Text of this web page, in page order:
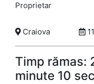
Proprietar
Craiova
Timp rămas:
minute 10